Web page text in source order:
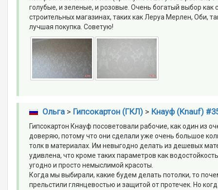
голубые, и зеленые, и розовые. Очень богатый выбор как
строительных магазинах, таких как Леруа Мерлен, Оби,
лучшая покупка. Советую!
Ольга> Гипсокартон (ГКЛ)> Кнауф (Knauf)
Гипсокартон Кнауф посоветовали рабочие, как один из
доверяю, потому что они сделали уже очень большое
толк в материалах. Им невыгодно делать из дешевых
удивлена, что кроме таких параметров как
угодно и просто немыслимой красоты.
Когда мы выбирали, какие будем делать потолки, то
прельстили глянцевостью и защитой от протечек. Но